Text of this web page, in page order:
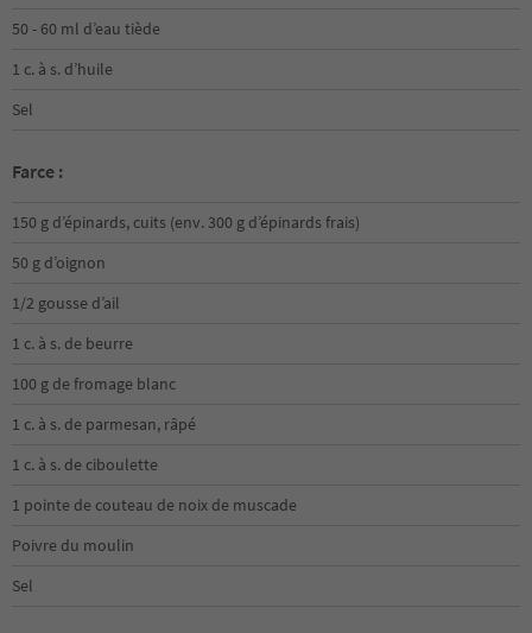
50 - 60 ml d’eau tiède
1 c. à s. d’huile
Sel
Farce :
150 g d’épinards, cuits (env. 300 g d’épinards frais)
50 g d’oignon
1/2 gousse d’ail
1 c. à s. de beurre
100 g de fromage blanc
1 c. à s. de parmesan, râpé
1 c. à s. de ciboulette
1 pointe de couteau de noix de muscade
Poivre du moulin
Sel